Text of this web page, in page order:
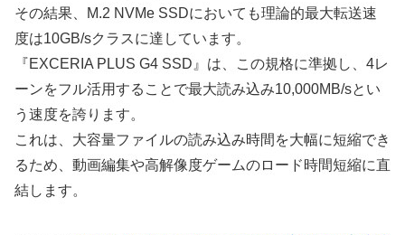
その結果、M.2 NVMe SSDにおいても理論的最大転送速
度は10GB/sクラスに達しています。
『EXCERIA PLUS G4 SSD』は、この規格に準拠し、4レ
ーンをフル活用することで最大読み込み10,000MB/sとい
う速度を誇ります。
これは、大容量ファイルの読み込み時間を大幅に短縮でき
るため、動画編集や高解像度ゲームのロード時間短縮に直
結します。